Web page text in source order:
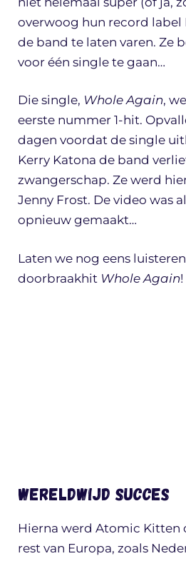
overwoog hun record label
de band te laten varen. Ze
voor één single te gaan…
Die single, Whole Again,
eerste nummer 1-hit.
dagen voordat de single
Kerry Katona de band
zwangerschap. Ze werd
Jenny Frost. De video was
opnieuw gemaakt…
Laten we nog eens
doorbraakhit Whole Again!
Wereldwijd succes
Hierna werd Atomic Kitten
rest van Europa, zoals